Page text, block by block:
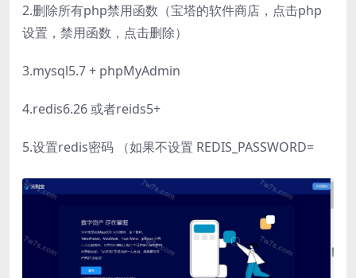
2.删除所有php禁用函数（宝塔的软件商店，点击php
设置，禁用函数，点击删除）
3.mysql5.7 + phpMyAdmin
4.redis6.26 或者reids5+
5.设置redis密码 （如果不设置 REDIS_PASSWORD=